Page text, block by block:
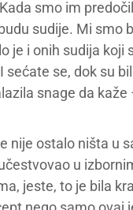
smo im
sudije. Mi smo
je i onih sudija koji
se, dok su
snage da
nije ostalo ništa u
u
jeste, to je bila